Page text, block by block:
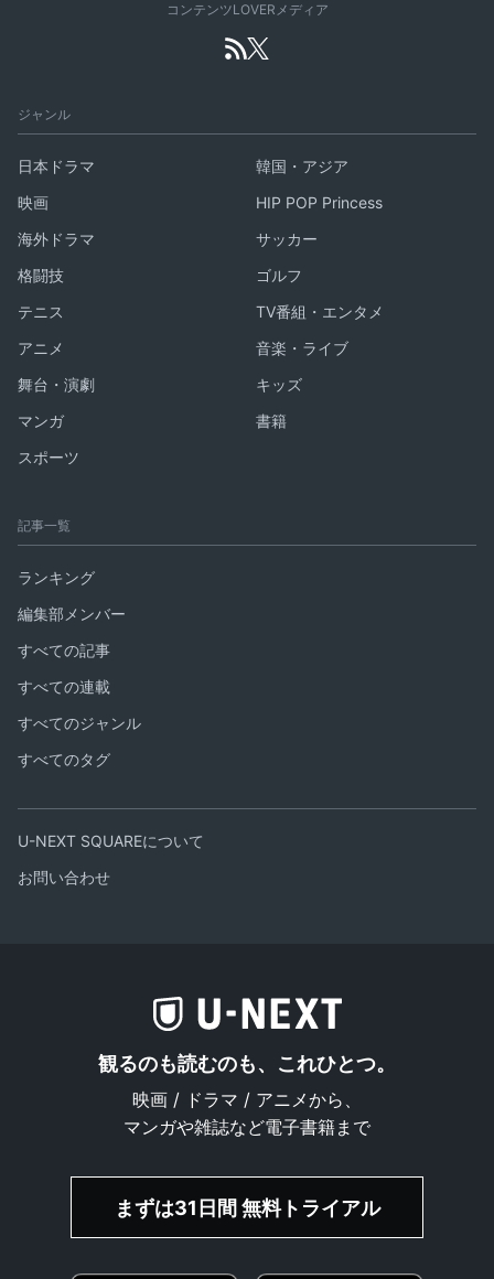
コンテンツLOVERメディア
ジャンル
日本ドラマ
韓国・アジア
映画
HIP POP Princess
海外ドラマ
サッカー
格闘技
ゴルフ
テニス
TV番組・エンタメ
アニメ
音楽・ライブ
舞台・演劇
キッズ
マンガ
書籍
スポーツ
記事一覧
ランキング
編集部メンバー
すべての記事
すべての連載
すべてのジャンル
すべてのタグ
U-NEXT SQUAREについて
お問い合わせ
観るのも読むのも、これひとつ。
映画 / ドラマ / アニメから、
マンガや雑誌など電子書籍まで
まずは31日間 無料トライアル